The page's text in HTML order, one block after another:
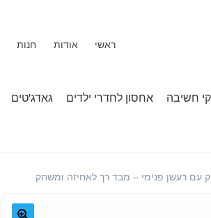
ראשי אודות חנות
חשיבה אחסון לחדרי ילדים גאדג'טים
עם רעשן פנימי – מבד רך לאחיזה ומשחק